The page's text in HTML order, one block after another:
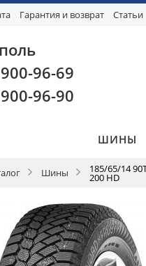
Гарантия и возврат Статьи
900-96-69
900-96-90
ШИНЫ
Шины 185/65/14
200 HD